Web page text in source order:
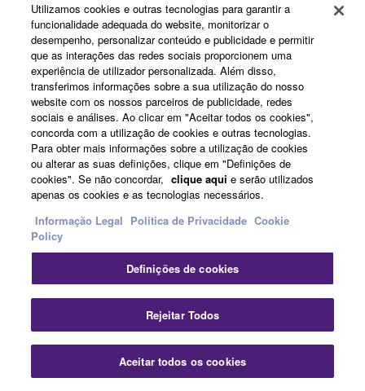
Informação Relacionada
Notícias
Lançamento do STAGEPAS
PA portátil com entrada e
saída de áudio USB e
Bluetooth
Audio Portable PA Systems
Utilizamos cookies e outras tecnologias para garantir a
funcionalidade adequada do website, monitorizar o
desempenho, personalizar conteúdo e publicidade e permitir
que as interações das redes sociais proporcionem uma
experiência de utilizador personalizada. Além disso,
transferimos informações sobre a sua utilização do nosso
website com os nossos parceiros de publicidade, redes
sociais e análises. Ao clicar em "Aceitar todos os cookies",
concorda com a utilização de cookies e outras tecnologias.
Para obter mais informações sobre a utilização de cookies
ou alterar as suas definições, clique em "Definições de
cookies". Se não concordar, clique aqui e serão utilizados
apenas os cookies e as tecnologias necessários.
Informação Legal Política de Privacidade Cookie
Policy
Definições de cookies
Rejeitar Todos
Aceitar todos os cookies